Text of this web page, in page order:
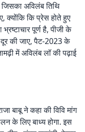
अविलंब तिथि
क्योंकि कि प्रेस होते हुए
पूर्ण है, पीजी के
की जाए, पैट-2023 के
में अविलंब लॉ की पढ़ाई
बाबू ने कहा की विवि मांग
के लिए बाध्य होगा. इस